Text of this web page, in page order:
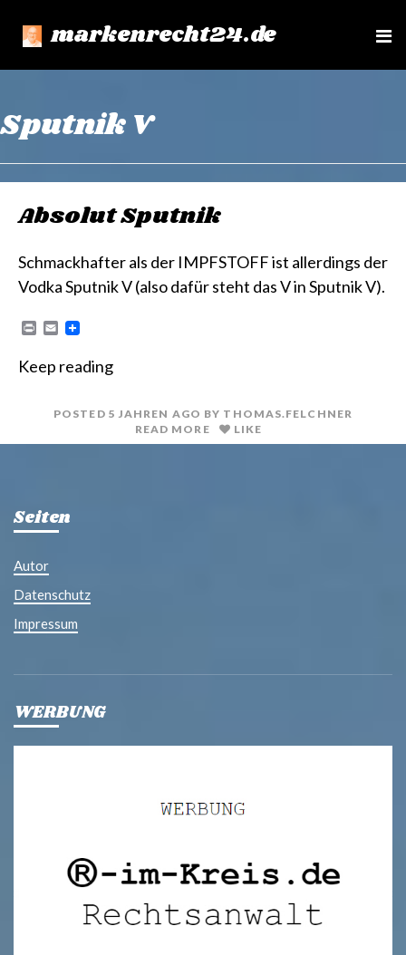
markenrecht24.de
e
Sputnik V
Absolut Sputnik
Schmackhafter als der IMPFSTOFF ist allerdings der
Vodka Sputnik V (also dafür steht das V in Sputnik V).
n
E
i
Keep reading
POSTED 5 JAHREN AGO BY THOMAS.FELCHNER
READ MORE
LIKE
Seiten
Autor
Datenschutz
Impressum
WERBUNG